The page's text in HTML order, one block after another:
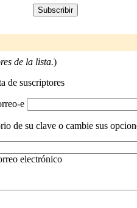
de la lista.)
de suscriptores
e
de su clave o cambie sus
electrónico